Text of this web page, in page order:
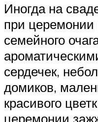
Иногда на
при церемонии
семейного
сердечек,
домиков,
красивого
церемонии